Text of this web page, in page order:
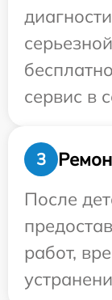
сервис в
3
После
работ,